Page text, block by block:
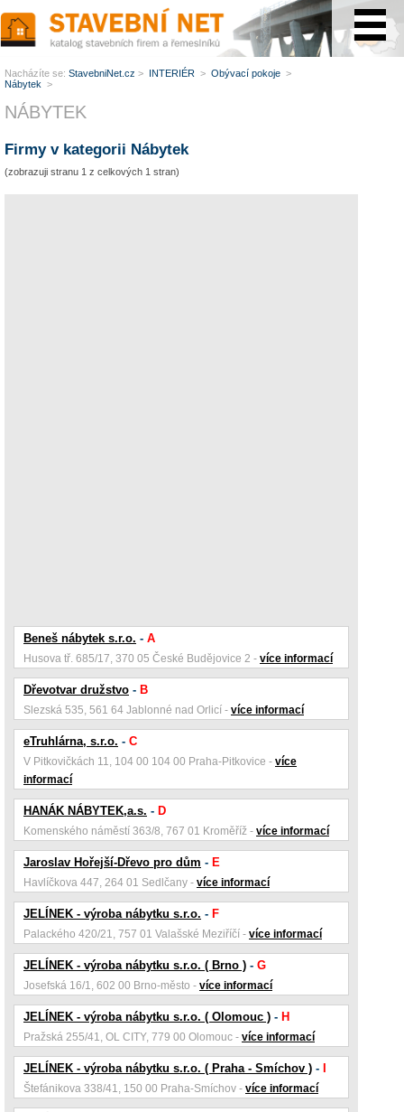
NÁBYTEK
Firmy v kategorii Nábytek
(zobrazuji stranu 1 z celkových 1 stran)
Beneš nábytek s.r.o. - A
Husova tř. 685/17, 370 05 České Budějovice 2 - více informací
Dřevotvar družstvo - B
Slezská 535, 561 64 Jablonné nad Orlicí - více informací
eTruhlárna, s.r.o. - C
V Pitkovičkách 11, 104 00 104 00 Praha-Pitkovice - více
informací
HANÁK NÁBYTEK,a.s. - D
Komenského náměstí 363/8, 767 01 Kroměříž - více informací
Jaroslav Hořejší-Dřevo pro dům - E
Havlíčkova 447, 264 01 Sedlčany - více informací
JELÍNEK - výroba nábytku s.r.o. - F
Palackého 420/21, 757 01 Valašské Meziříčí - více informací
JELÍNEK - výroba nábytku s.r.o. ( Brno ) - G
Josefská 16/1, 602 00 Brno-město - více informací
JELÍNEK - výroba nábytku s.r.o. ( Olomouc ) - H
Pražská 255/41, OL CITY, 779 00 Olomouc - více informací
JELÍNEK - výroba nábytku s.r.o. ( Praha - Smíchov ) -
Štefánikova 338/41, 150 00 Praha-Smíchov - více informací
Nacházíte se: StavebniNet.cz > INTERIÉR > Obývací pokoje >
Nábytek >